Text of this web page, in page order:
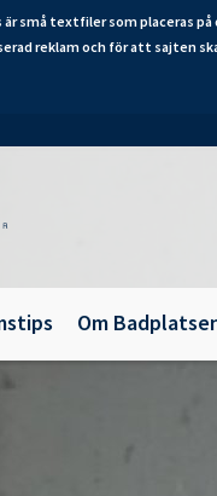
små textfiler som placeras
reklam och för att sajten
Om